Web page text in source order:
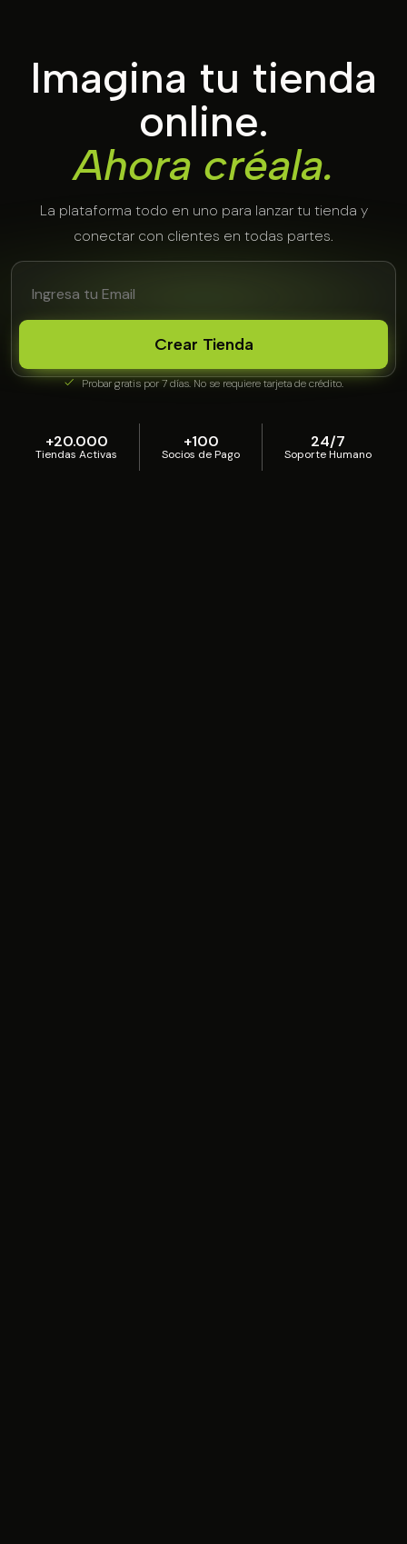
Imagina tu tienda
online.
Ahora créala.
La plataforma todo en uno para lanzar tu tienda y
conectar con clientes en todas partes.
Crear Tienda
Probar gratis por 7 días. No se requiere tarjeta de crédito.
+20.000
Tiendas Activas
+100
Socios de Pago
24/7
Soporte Humano